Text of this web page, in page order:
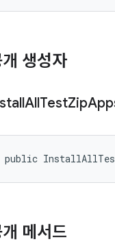
생성자
AllTestZip
public
메서드